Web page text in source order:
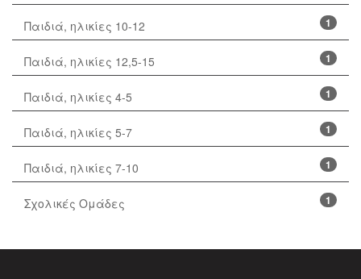
1
Παιδιά, ηλικίες 10-12
1
Παιδιά, ηλικίες 12,5-15
1
Παιδιά, ηλικίες 4-5
1
Παιδιά, ηλικίες 5-7
1
Παιδιά, ηλικίες 7-10
1
Σχολικές Ομάδες